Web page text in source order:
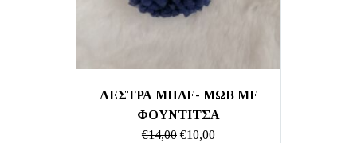
ΔΕΣΤΡΑ ΜΠΛΕ- ΜΩΒ ΜΕ
ΦΟΥΝΤΙΤΣΑ
€14,00 Original
€10,00Η